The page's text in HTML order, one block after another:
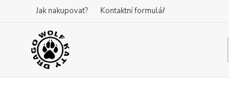
Jak nakupovat? Kontaktní formulář